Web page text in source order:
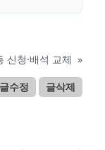
청·배석 교체 »
글수정 글삭제